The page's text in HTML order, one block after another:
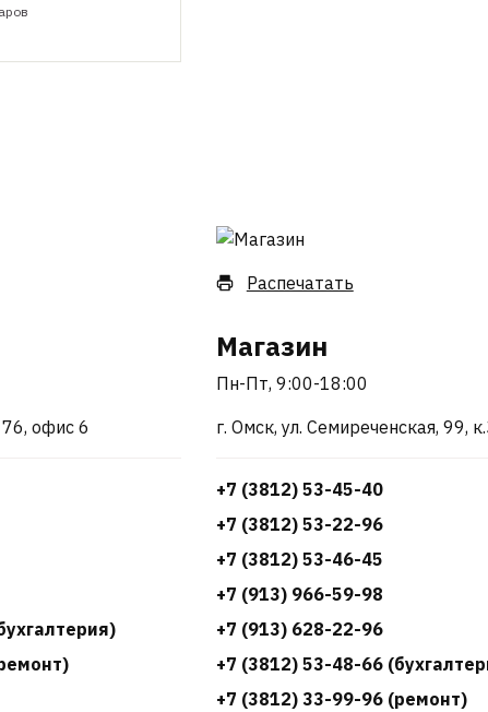
76, офис 6
Распечатать
Магазин
Пн-Пт, 9:00-18:00
г. Омск, ул. Семиреченская, 99,
+7 (3812) 53-45-40
+7 (3812) 53-22-96
+7 (3812) 53-46-45
+7 (913) 966-59-98
+7 (913) 628-22-96
+7 (3812) 53-48-66
+7 (3812) 33-99-96 (ремонт)